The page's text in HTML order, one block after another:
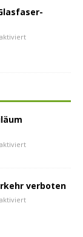
verboten